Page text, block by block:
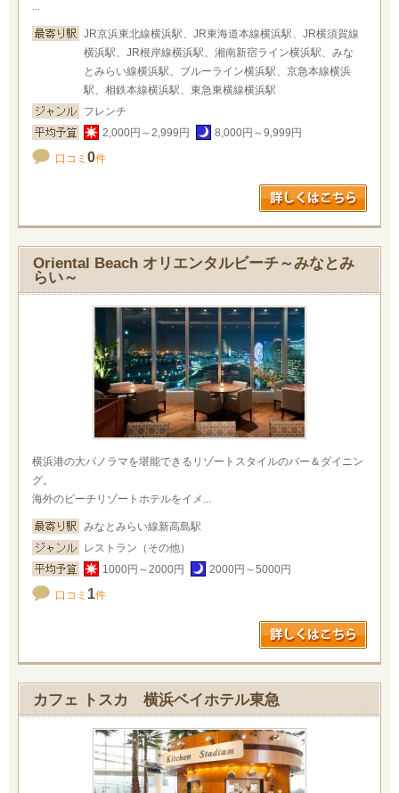
...
JR京浜東北線横浜駅、JR東海道本線横浜駅、JR横須賀線
横浜駅、JR根岸線横浜駅、湘南新宿ライン横浜駅、みな
とみらい線横浜駅、ブルーライン横浜駅、京急本線横浜
駅、相鉄本線横浜駅、東急東横線横浜駅
フレンチ
2,000円～2,999円
8,000円～9,999円
口コミ 0件
Oriental Beach オリエンタルビーチ～みなとみ
らい～
横浜港の大パノラマを堪能できるリゾートスタイルのバー＆ダイニン
グ。
海外のビーチリゾートホテルをイメ...
みなとみらい線新高島駅
レストラン（その他）
1000円～2000円
2000円～5000円
口コミ 1件
カフェ トスカ 横浜ベイホテル東急